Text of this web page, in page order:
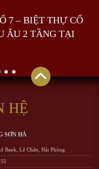
7 – BIỆT THỰ CỔ
ÂU 2 TẦNG TẠI
HỆ
SƠN HÀ
Bank, Lê Chân, Hải Phòng